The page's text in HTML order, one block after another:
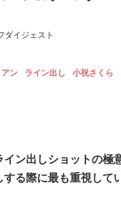
ダイジェスト
ン ライン出し 小祝さくら
イン出しショットの極
する際に最も重視して